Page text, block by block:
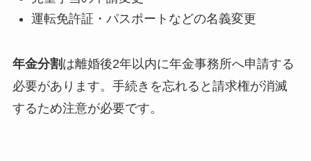
運転免許証・パスポートなどの名義変更
年金分割 は離婚後2年以内に年金事務所へ申請する
必要があります。手続きを忘れると請求権が消滅
するため注意が必要です。